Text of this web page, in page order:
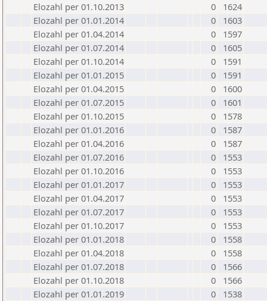
Elozahl per 01.10.2013
0
1624
Elozahl per 01.01.2014
0
1603
Elozahl per 01.04.2014
0
1597
Elozahl per 01.07.2014
0
1605
Elozahl per 01.10.2014
0
1591
Elozahl per 01.01.2015
0
1591
Elozahl per 01.04.2015
0
1600
Elozahl per 01.07.2015
0
1601
Elozahl per 01.10.2015
0
1578
Elozahl per 01.01.2016
0
1587
Elozahl per 01.04.2016
0
1587
Elozahl per 01.07.2016
0
1553
Elozahl per 01.10.2016
0
1553
Elozahl per 01.01.2017
0
1553
Elozahl per 01.04.2017
0
1553
Elozahl per 01.07.2017
0
1553
Elozahl per 01.10.2017
0
1553
Elozahl per 01.01.2018
0
1558
Elozahl per 01.04.2018
0
1558
Elozahl per 01.07.2018
0
1566
Elozahl per 01.10.2018
0
1566
Elozahl per 01.01.2019
0
1538